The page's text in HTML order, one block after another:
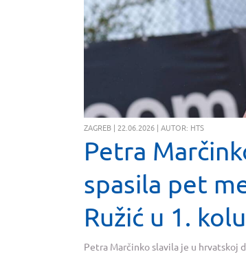
ZAGREB | 22.06.2026 | AUTOR: HTS
Petra
spasila pet
Ružić u 1.
Petra Marčinko slavila je u hrvatskoj